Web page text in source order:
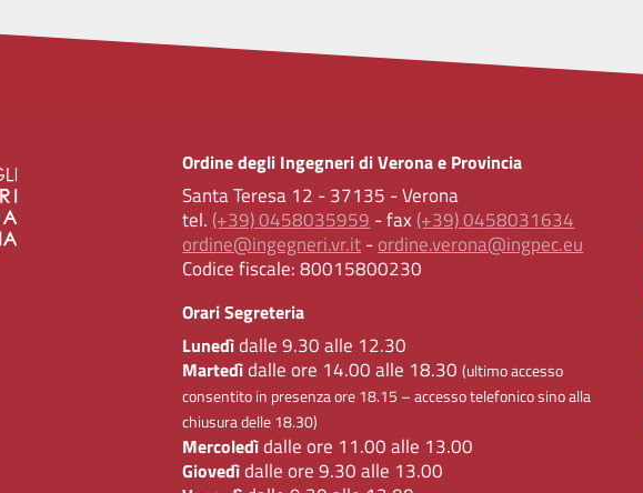
Ordine degli Ingegneri di Verona e Provincia
Santa Teresa 12 - 37135 - Verona
tel. (+39) 0458035959 - fax (+39) 0458031634
ordine@ingegneri.vr.it-ordine.verona@ingpec.eu
Codice fiscale:80015800230
Orari Segreteria
Lunedìdalle 9.30 alle 12.30
Martedìdalle ore 14.00 alle 18.30(ultimo accesso
consentito in presenza ore 18.15 – accesso telefonico sino alla
chiusura delle 18.30)
Mercoledìdalle ore 11.00 alle 13.00
Giovedìdalle ore 9.30 alle 13.00